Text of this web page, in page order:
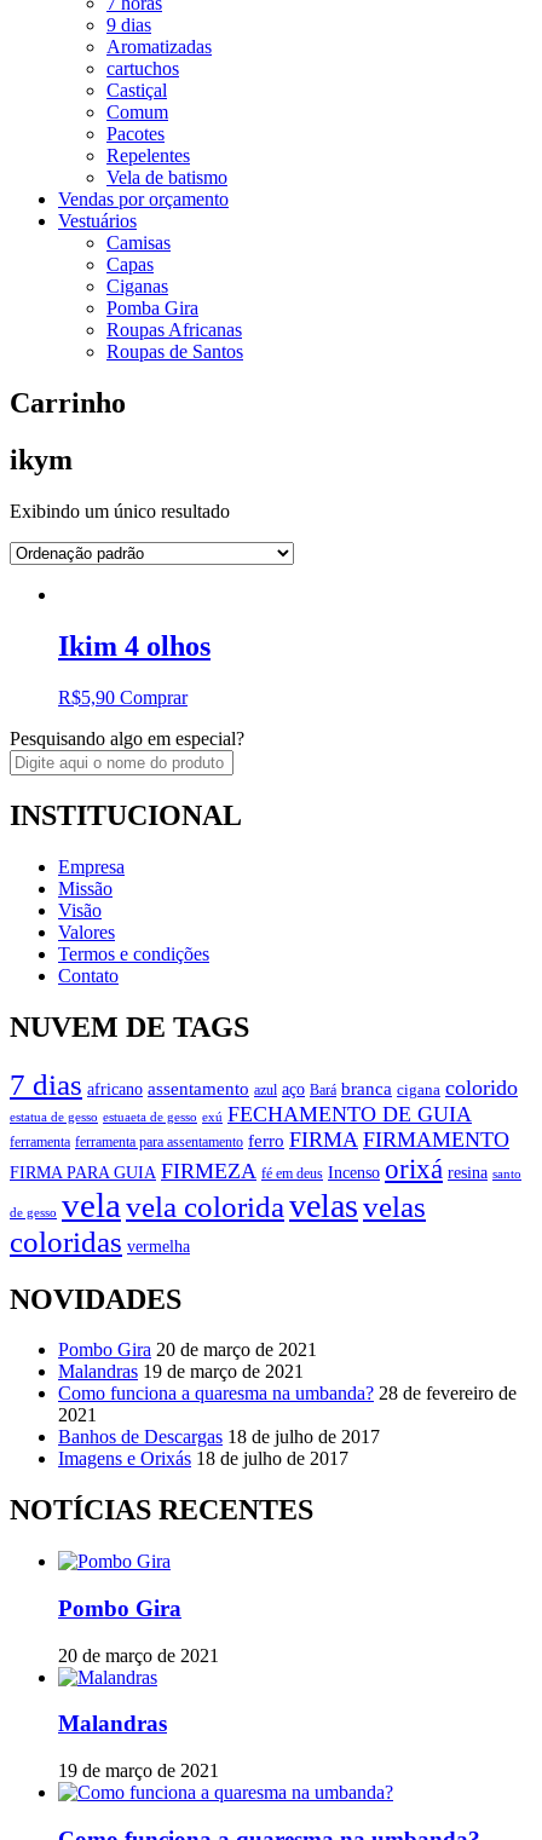
9 dias
Aromatizadas
cartuchos
Castiçal
Comum
Pacotes
Repelentes
Vela de batismo
Vendas por orçamento
Vestuários
Camisas
Capas
Ciganas
Pomba Gira
Roupas Africanas
Roupas de Santos
Carrinho
ikym
Exibindo um único resultado
Ikim 4 olhos
R$5,90 Comprar
Pesquisando algo em especial?
INSTITUCIONAL
Empresa
Missão
Visão
Valores
Termos e condições
Contato
NUVEM DE TAGS
7 dias africano assentamento azul aço Bará branca cigana colorido
estatua de gesso estuaeta de gesso exú FECHAMENTO DE GUIA
ferramenta ferramenta para assentamento ferro FIRMA FIRMAMENTO
FIRMA PARA GUIA FIRMEZA fé em deus Incenso orixá resina santo
de gesso vela vela coloridavelasvelas
coloridas vermelha
NOVIDADES
Pombo Gira 20 de março de 2021
Malandras 19 de março de 2021
Como funciona a quaresma na umbanda? 28 de fevereiro de
2021
Banhos de Descargas 18 de julho de 2017
Imagens e Orixás 18 de julho de 2017
NOTÍCIAS RECENTES
Pombo Gira
20 de março de 2021
Malandras
19 de março de 2021